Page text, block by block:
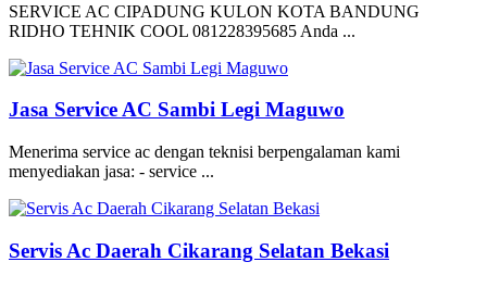
SERVICE AC CIPADUNG KULON KOTA BANDUNG
RIDHO TEHNIK COOL 081228395685 Anda ...
Jasa Service AC Sambi Legi Maguwo
Menerima service ac dengan teknisi berpengalaman kami
menyediakan jasa: - service ...
Servis Ac Daerah Cikarang Selatan Bekasi